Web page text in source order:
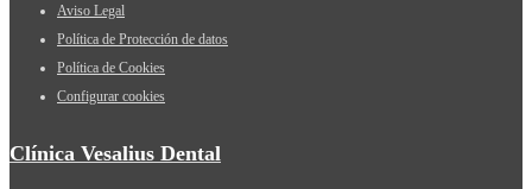
Aviso Legal
Política de Protección de datos
Política de Cookies
Configurar cookies
Clínica Vesalius Dental